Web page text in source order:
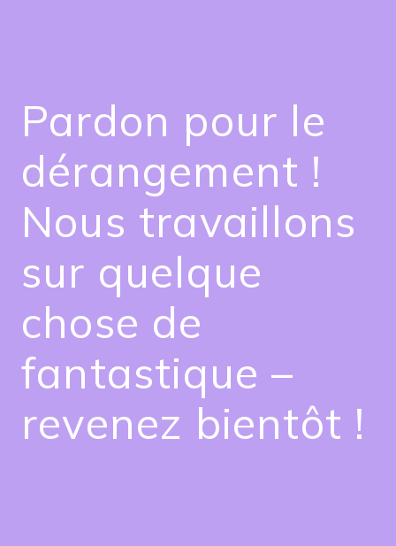
Pardon pour le
dérangement !
Nous travaillons
sur quelque
chose de
fantastique –
revenez bientôt !